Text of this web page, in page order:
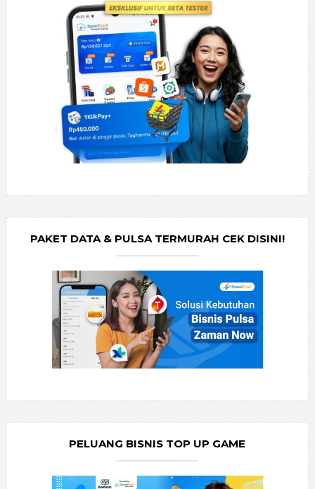
PAKET DATA & PULSA TERMURAH CEK DISINI!
PELUANG BISNIS TOP UP GAME